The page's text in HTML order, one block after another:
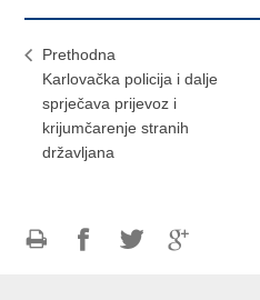
Prethodna
Karlovačka policija i dalje
sprječava prijevoz i
krijumčarenje stranih
državljana